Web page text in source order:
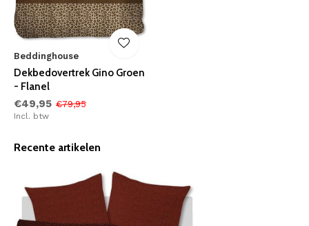
Beddinghouse
Dekbedovertrek Gino Groen
- Flanel
€49,95 €79,95
Incl. btw
Recente artikelen